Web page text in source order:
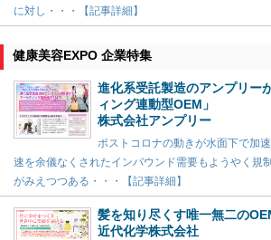
に対し・・・【記事詳細】
健康美容EXPO 企業特集
進化系受託製造のアンプリー
ィング連動型OEM」
株式会社アンプリー
ポストコロナの動きが水面下で加
速を余儀なくされたインバウンド需要もようやく規
がみえつつある・・・【記事詳細】
髪を知り尽くす唯一無二の
近代化学株式会社